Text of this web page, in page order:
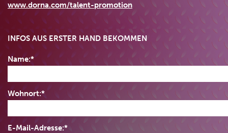
www.dorna.com/talent-promotion
INFOS AUS ERSTER HAND BEKOMMEN
Name:*
Wohnort:*
E-Mail-Adresse:*